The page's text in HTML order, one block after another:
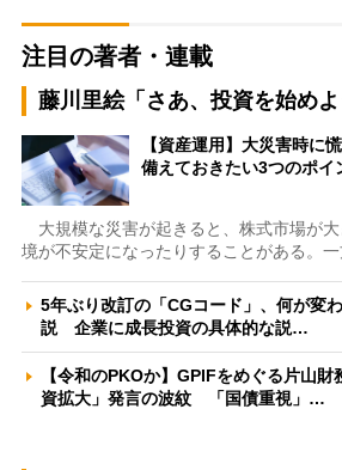
注目の著者・連載
藤川里絵「さあ、投資を始めよ
【資産運用】大災害時に
備えておきたい3つのポ
大規模な災害が起きると、株式市場が
境が不安定になったりすることがある。
5年ぶり改訂の「CGコード」、何が変
説 企業に成長投資の具体的な説…
【令和のPKOか】GPIFをめぐる片山
資拡大」発言の波紋 「国債重視」…